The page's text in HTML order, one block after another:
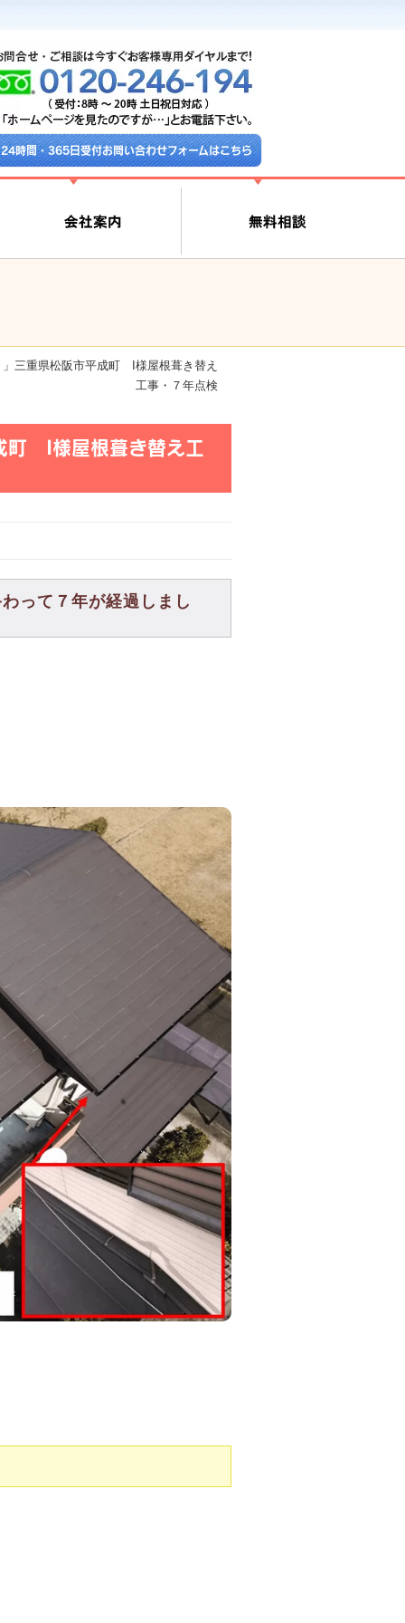
24時間・365日受付お問い合わせフォームはこちら
三重県松阪市平成町 I様屋根葺き替え
工事・７年点検
町 I様屋根葺き替え工
って７年が経過しまし